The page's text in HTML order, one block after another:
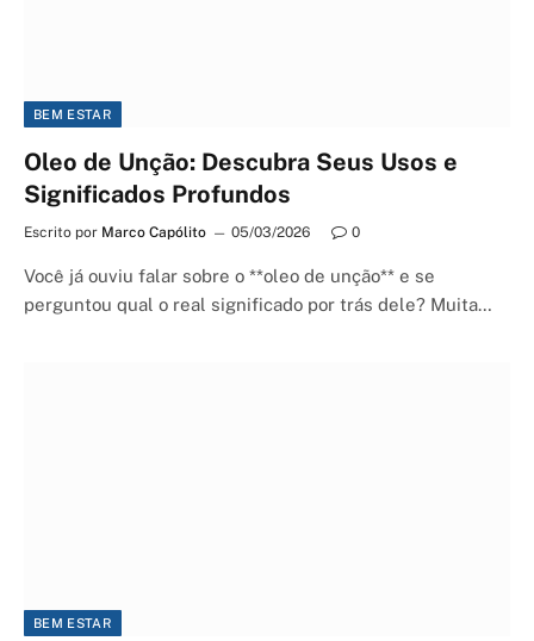
BEM ESTAR
Oleo de Unção: Descubra Seus Usos e
Significados Profundos
Escrito por Marco Capólito 05/03/2026 0
Você já ouviu falar sobre o **oleo de unção** e se
perguntou qual o real significado por trás dele? Muita…
BEM ESTAR